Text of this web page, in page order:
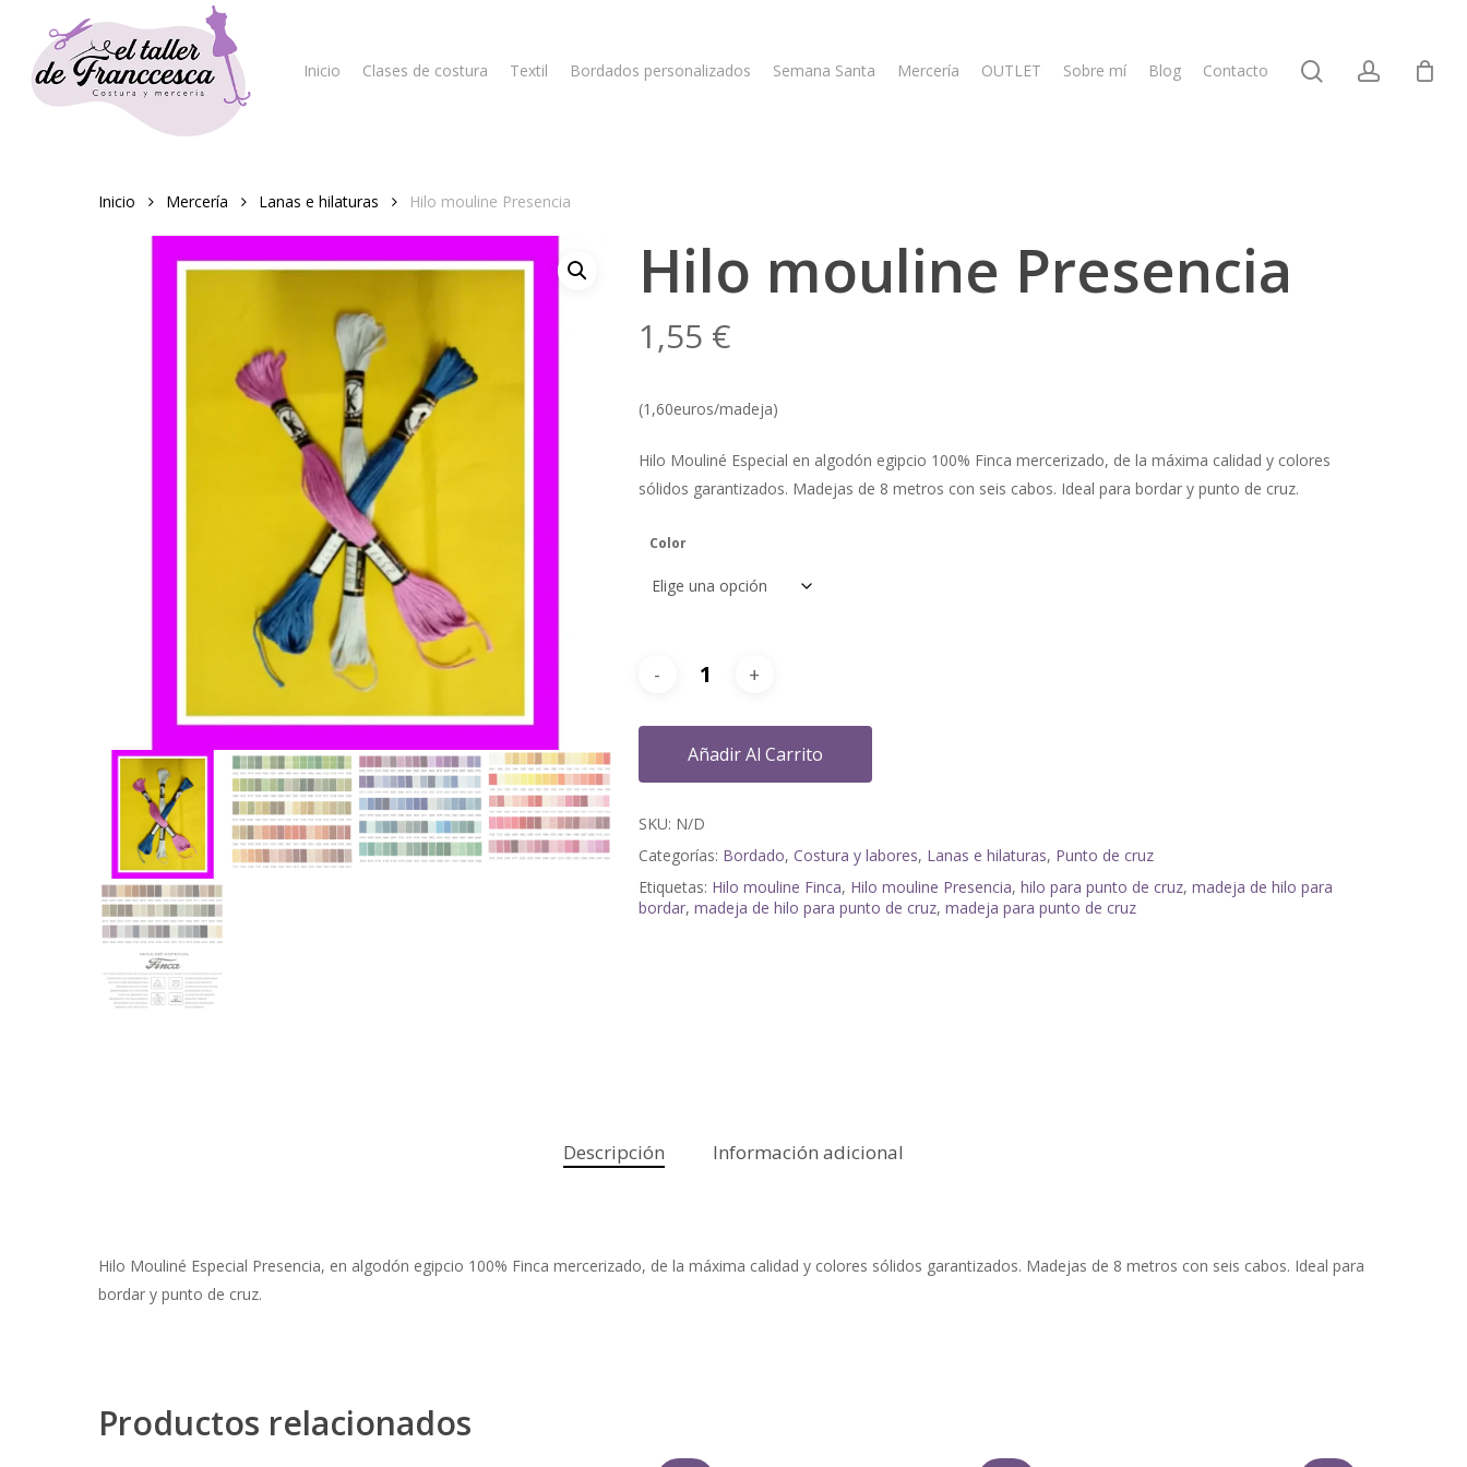
main
content
Hit enter to search or ESC to close
Inicio Clases de costura Textil Bordados personalizados Semana Santa Mercería OUTLET Sobre mí Blog Contacto searchaccount
Inicio Mercería Lanas e hilaturas Hilo mouline Presencia
Hilo mouline Presencia
1,55 €
(1,60euros/madeja)
Hilo Mouliné Especial en algodón egipcio 100% Finca mercerizado, de la máxima calidad y colores
sólidos garantizados. Madejas de 8 metros con seis cabos. Ideal para bordar y punto de cruz.
Color
Añadir Al Carrito
SKU: N/D
Categorías: Bordado, Costura y labores, Lanas e hilaturas, Punto de cruz
Etiquetas: Hilo mouline Finca, Hilo mouline Presencia, hilo para punto de cruz, madeja de hilo para
bordar, madeja de hilo para punto de cruz, madeja para punto de cruz
Descripción Información adicional
Hilo Mouliné Especial Presencia, en algodón egipcio 100% Finca mercerizado, de la máxima calidad y colores sólidos garantizados. Madejas de 8 metros con seis cabos. Ideal para
bordar y punto de cruz.
Productos relacionados